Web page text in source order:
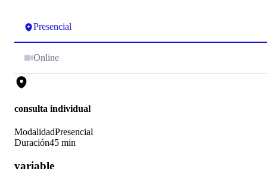
Presencial
Online
consulta individual
ModalidadPresencial
Duración45 min
variable